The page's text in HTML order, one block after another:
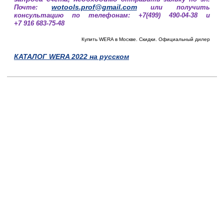
Почте: wotools.prof@gmail.comили получить
консультацию по телефонам: +7(499) 490-04-38 и
+7 916 683-75-48
Купить WERA в Москве. Скидки. Официальный дилер
КАТАЛОГ WERA 2022 на русском